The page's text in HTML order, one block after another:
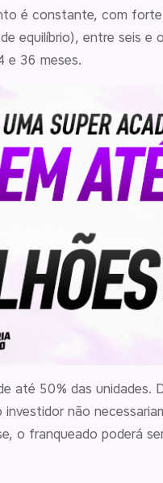
é constante, com
equilíbrio), entre seis e
e 36 meses.
até 50% das unidades.
não
o franqueado poderá